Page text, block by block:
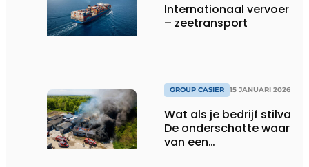
Internationaal vervoer
– zeetransport
GROUP CASIER 15 JANUARI 2026
Wat als je bedrijf stilvalt?
De onderschatte waarde
van een